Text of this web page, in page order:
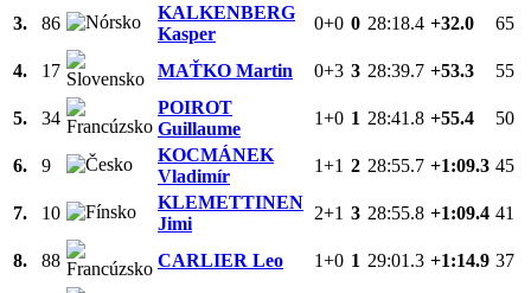
3. 86
KALKENBERG
Kasper
0+0 0 28:18.4 +32.0 65
4. 17 MAŤKO Martin 0+3 3 28:39.7 +53.3 55
5. 34
POIROT
Guillaume
1+0 1 28:41.8 +55.4 50
6. 9
KOCMÁNEK
Vladimír
1+1 2 28:55.7 +1:09.3 45
7. 10
KLEMETTINEN
Jimi
2+1 3 28:55.8 +1:09.4 41
8. 88 CARLIER Leo 1+0 1 29:01.3 +1:14.9 37